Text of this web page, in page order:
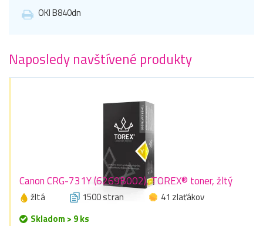
OKI B840dn
Naposledy navštívené produkty
Canon CRG-731Y (6269B002), TOREX® toner, žltý
žltá 1500 stran
41 zlaťákov
Skladom > 9 ks